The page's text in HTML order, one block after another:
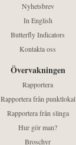
Nyhetsbrev
In English
Butterfly Indicators
Kontakta oss
Övervakningen
Rapportera
Rapportera från punktlokal
Rapportera från slinga
Hur gör man?
Broschyr